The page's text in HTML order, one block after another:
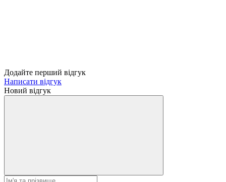
Додайте перший відгук
Написати відгук
Новий відгук